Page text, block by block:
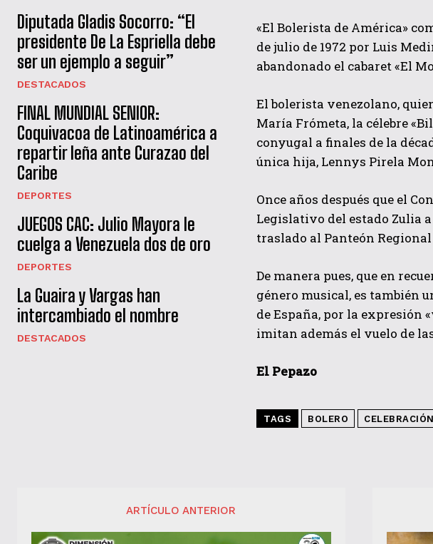
Diputada Gladis Socorro: “El
presidente De La Espriella debe
ser un ejemplo a seguir”
DESTACADOS
FINAL MUNDIAL SENIOR:
Coquivacoa de Latinoamérica a
repartir leña ante Curazao del
Caribe
DEPORTES
JUEGOS CAC: Julio Mayora le
cuelga a Venezuela dos de oro
DEPORTES
La Guaira y Vargas han
intercambiado el nombre
DESTACADOS
«El Bolerista de América»
de julio de 1972 por Luis
abandonado el cabaret «El
El bolerista venezolano,
María Frómeta, la célebre
conyugal a finales de la
única hija, Lennys Pirela
Once años después que el
Legislativo del estado Zulia
traslado al Panteón
De manera pues, que en
género musical, es también
de España, por la expresión
imitan además el vuelo de
El Pepazo
TAGS BOLERO CELEBRACIÓN
ARTÍCULO ANTERIOR